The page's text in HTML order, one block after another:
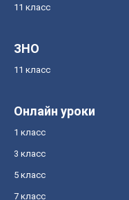
11 класс
ЗНО
11 класс
Онлайн уроки
1 класс
3 класс
5 класс
7 класс